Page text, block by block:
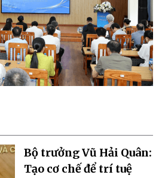
Bộ trưởng Vũ Hải Quân:
Tạo cơ chế để trí tuệ